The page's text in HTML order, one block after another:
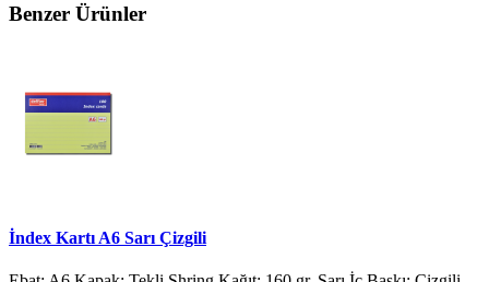
Benzer Ürünler
İndex Kartı A6 Sarı Çizgili